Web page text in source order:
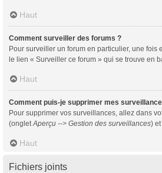
Haut
Comment surveiller des forums ?
Pour surveiller un forum en particulier, une fois
le lien « Surveiller ce forum » qui se trouve en
Haut
Comment puis-je supprimer mes
Pour supprimer vos surveillances, allez dans
(onglet Aperçu --> Gestion des surveillances)
Haut
Fichiers joints